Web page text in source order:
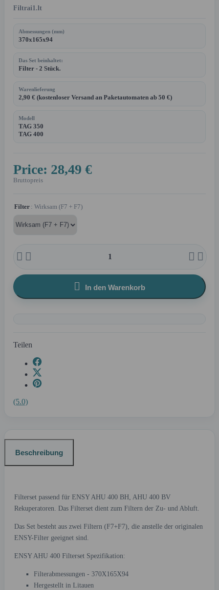
Filtrai1.lt
Abmessungen (mm)
370x165x94
Das Set beinhaltet:
Filter - 2 Stück.
Warenlieferung
2,90 € (kostenloser Versand an Paketautomaten ab 50 €)
Modell
TAG 350
TAG 400
Price: 28,49 €
Bruttopreis
Filter : Wirksam (F7 + F7)
   
 In den Warenkorb
Teilen
(5.0)
Beschreibung
Filterset passend für ENSY AHU 400 BH, AHU 400 BV
Rekuperatoren. Das Filterset dient zum Filtern der Zu- und Abluft.
Das Set besteht aus zwei Filtern (F7+F7), die anstelle der originalen
ENSY-Filter geeignet sind.
ENSY AHU 400 Filterset Spezifikation:
Filterabmessungen - 370X165X94
Hergestellt in Litauen